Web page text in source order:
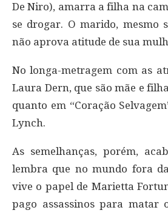
De Niro), amarra a filha na
se drogar. O marido, mesmo
não aprova atitude de sua
No longa-metragem com as
Laura Dern, que são mãe e
quanto em “Coração
Lynch.
As semelhanças, porém,
lembra que no mundo fora
vive o papel de Marietta
pago assassinos para matar